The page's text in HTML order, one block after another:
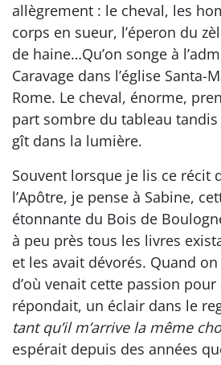
allègrement : le cheval, les
corps en sueur, l’éperon du
de haine…Qu’on songe à
Caravage dans l’église Santa-
Rome. Le cheval, énorme,
part sombre du tableau
gît dans la lumière.
Souvent lorsque je lis ce récit
l’Apôtre, je pense à Sabine,
étonnante du Bois de
à peu près tous les livres
et les avait dévorés. Quand
d’où venait cette passion pour
répondait, un éclair dans le
tant qu’il m’arrive la même
espérait depuis des années